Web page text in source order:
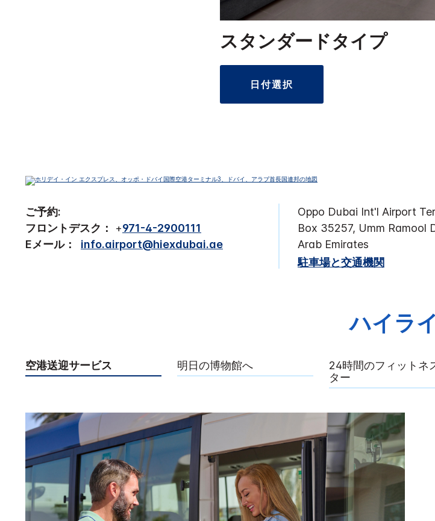
スタンダードタイプ
日付選択
ご予約:
フロントデスク：
+971-4-2900111
Eメール：
info.airport@hiexdubai.ae
Oppo Dubai Int'l Airport
Box 35257, Umm Ramool
Arab Emirates
駐車場と交通機関
ハイラ
空港送迎サービス 明日の博物館へ
24時間のフィットネ
ター